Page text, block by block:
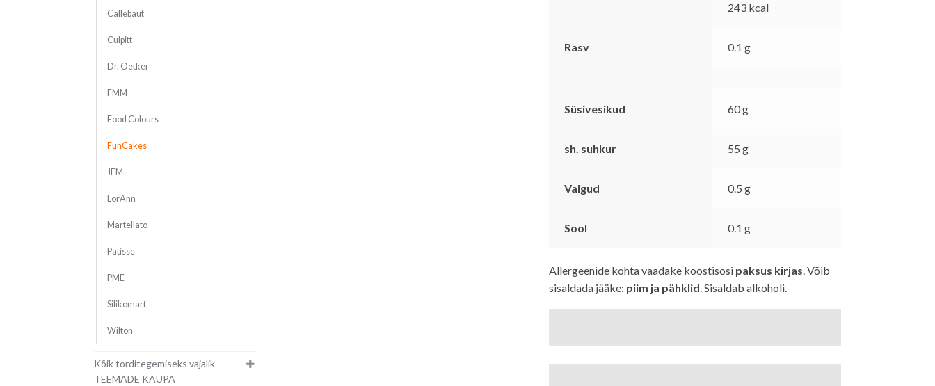
243 kcal
Rasv 0.1g
Süsivesikud 60g
sh. suhkur 55g
Valgud 0.5g
Sool 0.1g
Allergeenide kohta vaadake koostisosi paksus kirjas . Võib
sisaldada jääke: piim ja pähklid . Sisaldab alkoholi.
Callebaut
Culpitt
Dr. Oetker
FMM
Food Colours
FunCakes
JEM
LorAnn
Martellato
Patisse
PME
Silikomart
Wilton
Kõik torditegemiseks vajalik
TEEMADE KAUPA